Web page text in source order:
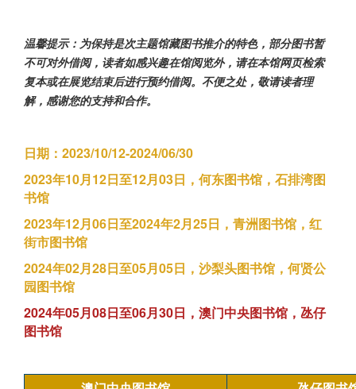
温馨提示：为保持是次主题馆藏图书推介的特色，部分图书暂
不可对外借阅，读者如感兴趣在馆阅览外，请在本馆网页检索
复本或在展览结束后进行预约借阅。不便之处，敬请读者理
解，感谢您的支持和合作。
日期：2023/10/12-2024/06/30
2023年10月12日至12月03日，何东图书馆，石排湾图
书馆
2023年12月06日至2024年2月25日，青洲图书馆，红
街市图书馆
2024年02月28日至05月05日，沙梨头图书馆，何贤公
园图书馆
2024年05月08日至06月30日，澳门中央图书馆，氹仔
图书馆